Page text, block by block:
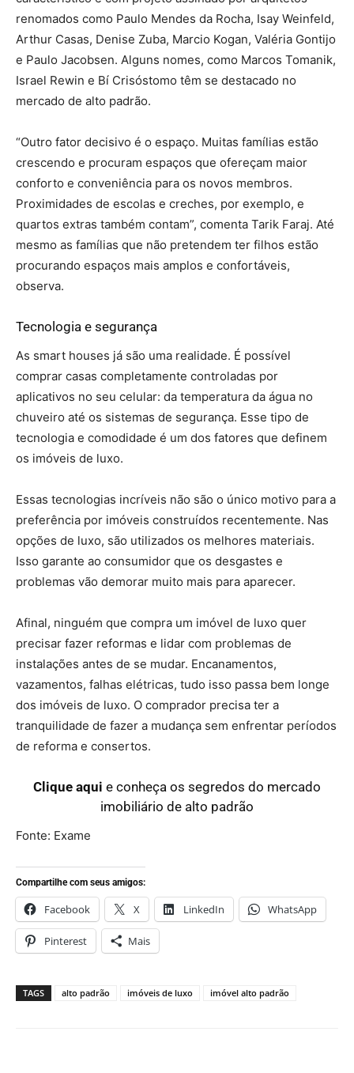
renomados como Paulo Mendes da Rocha, Isay Weinfeld,
Arthur Casas, Denise Zuba, Marcio Kogan, Valéria Gontijo
e Paulo Jacobsen. Alguns nomes, como Marcos Tomanik,
Israel Rewin e Bí Crisóstomo têm se destacado no
mercado de alto padrão.
“Outro fator decisivo é o espaço. Muitas famílias estão
crescendo e procuram espaços que ofereçam maior
conforto e conveniência para os novos membros.
Proximidades de escolas e creches, por exemplo, e
quartos extras também contam”, comenta Tarik Faraj. Até
mesmo as famílias que não pretendem ter filhos estão
procurando espaços mais amplos e confortáveis,
observa.
Tecnologia e segurança
As smart houses já são uma realidade. É possível
comprar casas completamente controladas por
aplicativos no seu celular: da temperatura da água no
chuveiro até os sistemas de segurança. Esse tipo de
tecnologia e comodidade é um dos fatores que definem
os imóveis de luxo.
Essas tecnologias incríveis não são o único motivo para a
preferência por imóveis construídos recentemente. Nas
opções de luxo, são utilizados os melhores materiais.
Isso garante ao consumidor que os desgastes e
problemas vão demorar muito mais para aparecer.
Afinal, ninguém que compra um imóvel de luxo quer
precisar fazer reformas e lidar com problemas de
instalações antes de se mudar. Encanamentos,
vazamentos, falhas elétricas, tudo isso passa bem longe
dos imóveis de luxo. O comprador precisa ter a
tranquilidade de fazer a mudança sem enfrentar períodos
de reforma e consertos.
Clique aqui e conheça os segredos do mercado
imobiliário de alto padrão
Fonte: Exame
Compartilhe com seus amigos:
Facebook X LinkedIn WhatsApp
Pinterest Mais
TAGS alto padrão imóveis de luxo imóvel alto padrão